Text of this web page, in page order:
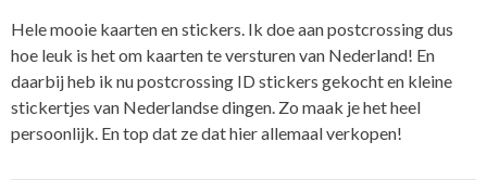
Hele mooie kaarten en stickers. Ik doe aan postcrossing dus
hoe leuk is het om kaarten te versturen van Nederland! En
daarbij heb ik nu postcrossing ID stickers gekocht en kleine
stickertjes van Nederlandse dingen. Zo maak je het heel
persoonlijk. En top dat ze dat hier allemaal verkopen!